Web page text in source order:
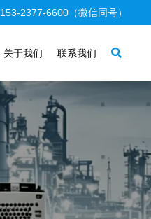
153-2377-6600（微信同号）
关于我们 联系我们